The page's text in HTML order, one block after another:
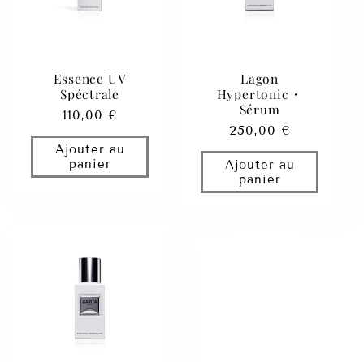
Essence UV
Spéctrale
Prix
habituel
110,00 €
Ajouter au
panier
Lagon
Hypertonic・
Sérum
Prix
habituel
250,00 €
Ajouter au
panier